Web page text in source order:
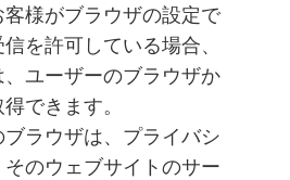
様がブラウザの設定で
を許可している場合、
、ユーザーのブラウザか
できます。
ラウザは、プライバシ
のウェブサイトのサー